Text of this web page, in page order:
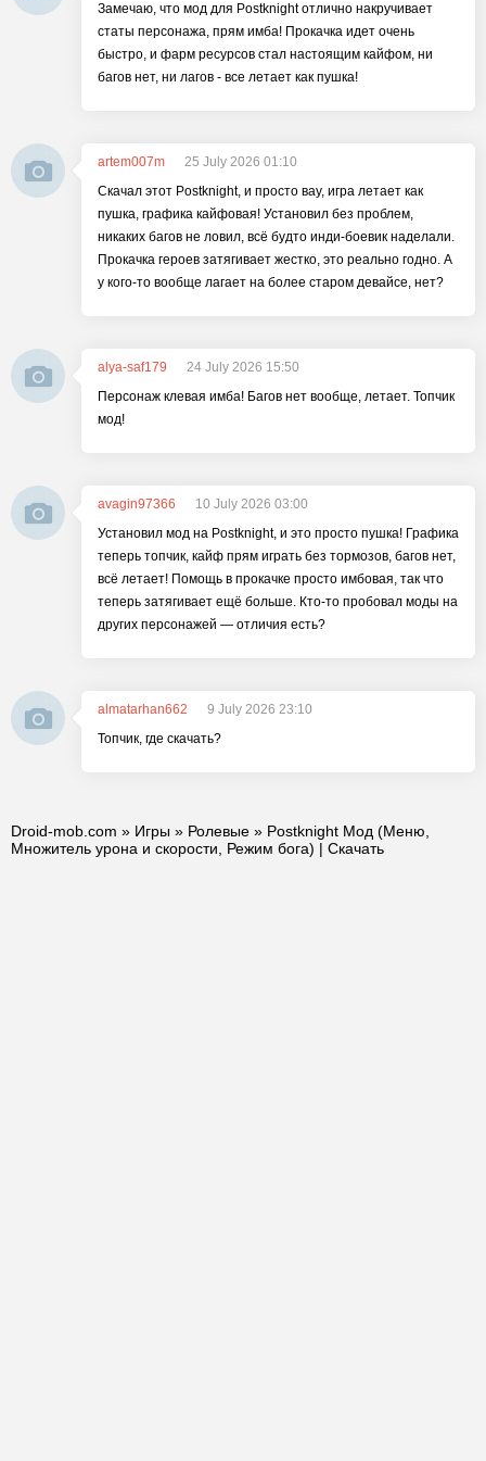
Замечаю, что мод для Postknight отлично накручивает
статы персонажа, прям имба! Прокачка идет очень
быстро, и фарм ресурсов стал настоящим кайфом, ни
багов нет, ни лагов - все летает как пушка!
artem007m
25 July 2026 01:10
Скачал этот Postknight, и просто вау, игра летает как
пушка, графика кайфовая! Установил без проблем,
никаких багов не ловил, всё будто инди-боевик наделали.
Прокачка героев затягивает жестко, это реально годно. А
у кого-то вообще лагает на более старом девайсе, нет?
alya-saf179
24 July 2026 15:50
Персонаж клевая имба! Багов нет вообще, летает. Топчик
мод!
avagin97366
10 July 2026 03:00
Установил мод на Postknight, и это просто пушка! Графика
теперь топчик, кайф прям играть без тормозов, багов нет,
всё летает! Помощь в прокачке просто имбовая, так что
теперь затягивает ещё больше. Кто-то пробовал моды на
других персонажей — отличия есть?
almatarhan662
9 July 2026 23:10
Топчик, где скачать?
Droid-mob.com » Игры » Ролевые » Postknight Мод (Меню,
Множитель урона и скорости, Режим бога) | Скачать